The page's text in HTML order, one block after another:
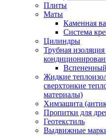
Плиты
Маты
Каменная
Система
Цилиндры
Трубная
Жидкие
сверхтонкие
материалы)
Химзащита
Пропитки для
Геотекстиль
Выдвижные